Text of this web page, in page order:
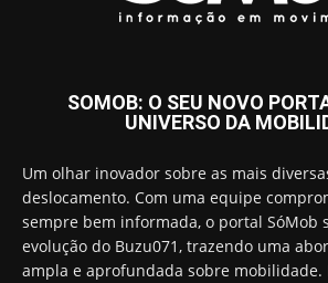
SOMOB: O SEU NOVO
UNIVERSO DA
Um olhar inovador sobre as mais
deslocamento. Com uma equipe
sempre bem informada, o portal SóMob
evolução do Buzu071, trazendo uma
ampla e aprofundada sobre mobilidade.